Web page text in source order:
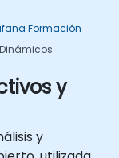
Formación
y
y